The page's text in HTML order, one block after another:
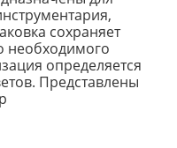
сохраняет
необходимого
определяется
Представлены